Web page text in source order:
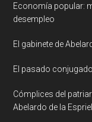
Economía popular:
desempleo
El gabinete de
El pasado
Cómplices del
Abelardo de la